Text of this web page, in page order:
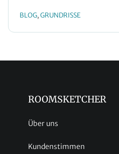
BLOG, GRUNDRISSE
ROOMSKETCHER
Über uns
Kundenstimmen